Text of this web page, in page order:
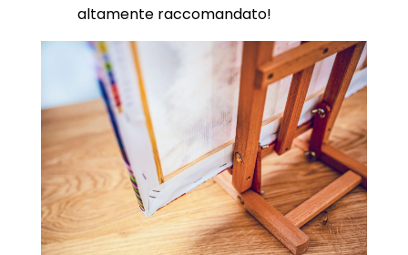
altamente raccomandato!